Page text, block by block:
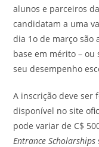
alunos e parceiros
candidatam a uma
dia 1o de março são
base em mérito – ou
seu desempenho
A inscrição deve
disponível no site
pode variar de C$
Entrance Scholarships